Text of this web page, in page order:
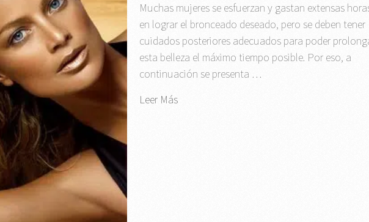
Muchas mujeres se esfuerzan y gastan extensas
en lograr el bronceado deseado, pero se deben tener
cuidados posteriores adecuados para poder
esta belleza el máximo tiempo posible. Por eso, a
continuación se presenta …
Leer Más